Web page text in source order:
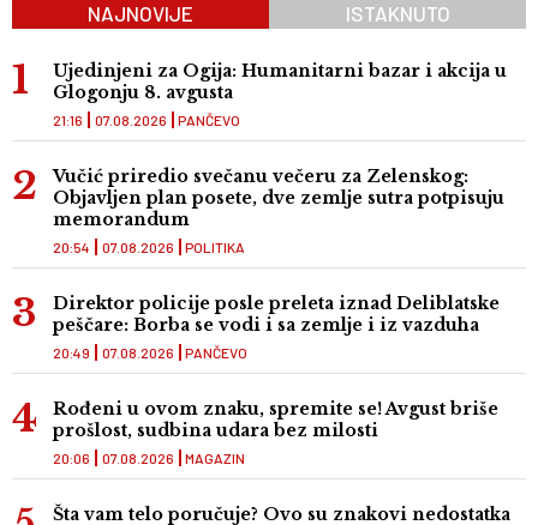
NAJNOVIJE ISTAKNUTO
Ujedinjeni za Ogija: Humanitarni bazar i akcija u
Glogonju 8. avgusta
PANČEVO
21:16 07.08.2026
Vučić priredio svečanu večeru za Zelenskog:
Objavljen plan posete, dve zemlje sutra potpisuju
memorandum
POLITIKA
20:54 07.08.2026
Direktor policije posle preleta iznad Deliblatske
peščare: Borba se vodi i sa zemlje i iz vazduha
PANČEVO
20:49 07.08.2026
Rođeni u ovom znaku, spremite se! Avgust briše
prošlost, sudbina udara bez milosti
MAGAZIN
20:06 07.08.2026
Šta vam telo poručuje? Ovo su znakovi nedostatka